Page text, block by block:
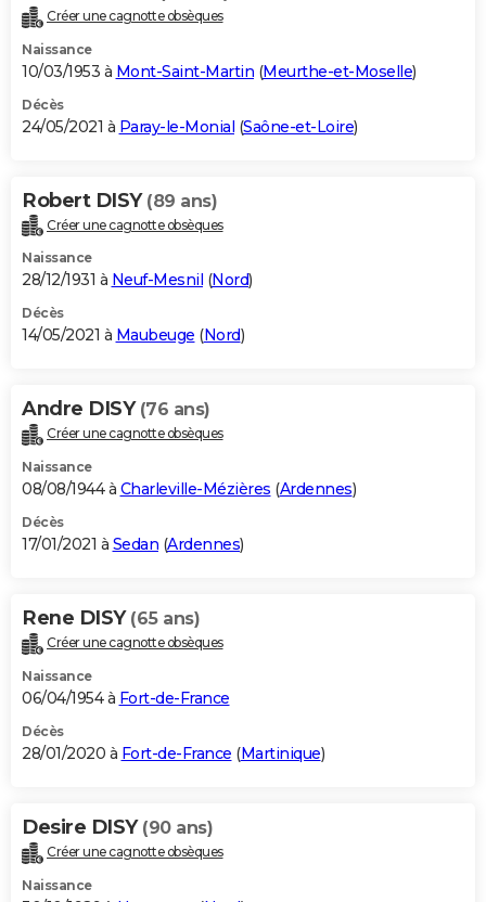
Créer une cagnotte obsèques
Naissance
10/03/1953 à Mont-Saint-Martin (Meurthe-et-Moselle)
Décès
24/05/2021 à Paray-le-Monial (Saône-et-Loire)
Robert DISY (89 ans)
Créer une cagnotte obsèques
Naissance
28/12/1931 à Neuf-Mesnil (Nord)
Décès
14/05/2021 à Maubeuge (Nord)
Andre DISY (76 ans)
Créer une cagnotte obsèques
Naissance
08/08/1944 à Charleville-Mézières (Ardennes)
Décès
17/01/2021 à Sedan (Ardennes)
Rene DISY (65 ans)
Créer une cagnotte obsèques
Naissance
06/04/1954 à Fort-de-France
Décès
28/01/2020 à Fort-de-France (Martinique)
Desire DISY (90 ans)
Créer une cagnotte obsèques
Naissance